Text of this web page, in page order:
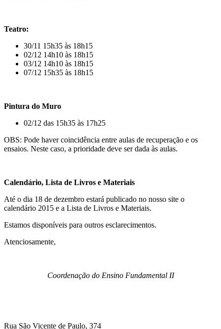
Teatro:
30/11 15h35 às 18h15
02/12 14h10 às 18h15
03/12 14h10 às 18h15
07/12 15h35 às 18h15
Pintura do Muro
02/12 das 15h35 às 17h25
OBS: Pode haver coincidência entre aulas de recuperação e os
ensaios. Neste caso, a prioridade deve ser dada às aulas.
Calendário, Lista de Livros e Materiais
Até o dia 18 de dezembro estará publicado no nosso site o
calendário 2015 e a Lista de Livros e Materiais.
Estamos disponíveis para outros esclarecimentos.
Atenciosamente,
Coordenação do Ensino Fundamental II
Rua São Vicente de Paulo, 374